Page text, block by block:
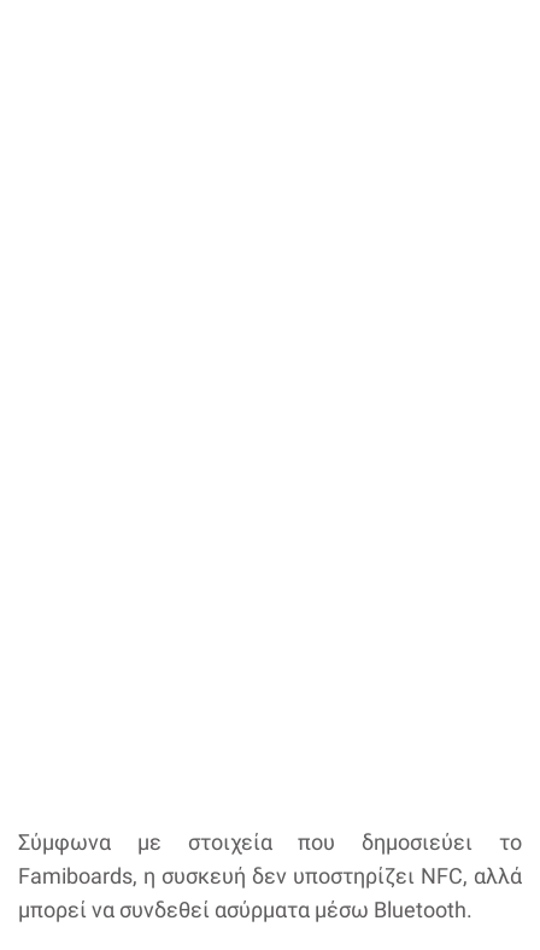
Σύμφωνα με στοιχεία που δημοσιεύει το
Famiboards, η συσκευή δεν υποστηρίζει NFC, αλλά
μπορεί να συνδεθεί ασύρματα μέσω Bluetooth.